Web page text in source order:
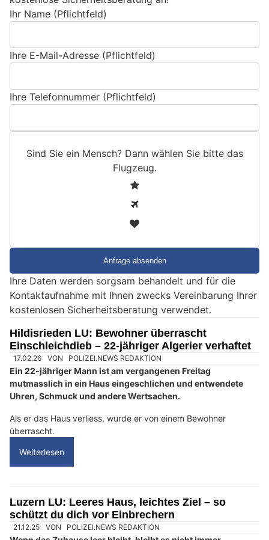
Ihr Name (Pflichtfeld)
Ihre E-Mail-Adresse (Pflichtfeld)
Ihre Telefonnummer (Pflichtfeld)
Sind Sie ein Mensch? Dann wählen Sie bitte das
Flugzeug.
e
i
n
e
n
s
c
h
D
a
n
n
w
ä
h
l
Ihre Daten werden sorgsam behandelt und für die
Kontaktaufnahme mit Ihnen zwecks Vereinbarung Ihrer
kostenlosen Sicherheitsberatung verwendet.
Hildisrieden LU: Bewohner überrascht
Einschleichdieb – 22-jähriger Algerier verhaftet